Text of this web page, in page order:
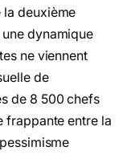
la deuxième
dynamique
ne viennent
de
de 8 500 chefs
frappante entre la